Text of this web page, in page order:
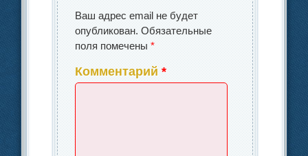
Ваш адрес email не будет
опубликован. Обязательные
поля помечены*
Комментарий*